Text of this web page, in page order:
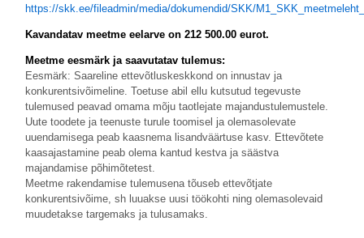
https://skk.ee/fileadmin/media/dokumendid/SKK/
Kavandatav meetme eelarve on 212 500.00 eurot.
Meetme eesmärk ja saavutatav tulemus:
Eesmärk: Saareline ettevõtluskeskkond on innustav ja
konkurentsivõimeline. Toetuse abil ellu kutsutud tegevuste
tulemused peavad omama mõju taotlejate majandustulemustele.
Uute toodete ja teenuste turule toomisel ja olemasolevate
uuendamisega peab kaasnema lisandväärtuse kasv. Ettevõtete
kaasajastamine peab olema kantud kestva ja säästva
majandamise põhimõtetest.
Meetme rakendamise tulemusena tõuseb ettevõtjate
konkurentsivõime, sh luuakse uusi töökohti ning olemasolevaid
muudetakse targemaks ja tulusamaks.